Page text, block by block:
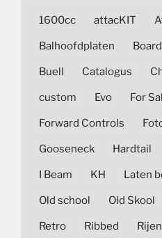
1600cc attacKIT
Balhoofdplaten
Buell Catalogus
custom Evo For
Forward Controls
Gooseneck Hardtail
I Beam KH Laten
Old school Old Skool
Retro Ribbed Rijen